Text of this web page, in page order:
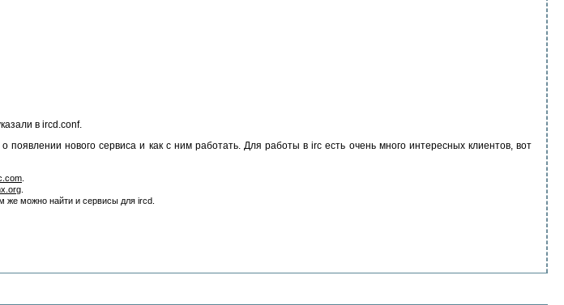
в ircd.conf.
появлении нового сервиса и как с ним работать. Для работы в irc есть очень много интересных клиентов, вот
же можно найти и сервисы для ircd.